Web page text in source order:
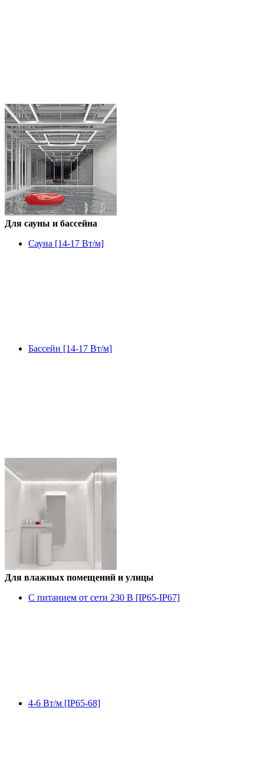
Для сауны и бассейна
Сауна [14-17 Вт/м]
Бассейн [14-17 Вт/м]
Для влажных помещений и улицы
С питанием от сети 230 В [IP65-IP67]
4-6 Вт/м [IP65-68]